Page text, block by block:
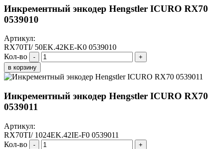
Инкрементный энкодер Hengstler ICURO RX70
0539010
Артикул:
RX70TI/ 50EK.42KE-K0 0539010
Кол-во
-
+
в корзину
Инкрементный энкодер Hengstler ICURO RX70
0539011
Артикул:
RX70TI/ 1024EK.42IE-F0 0539011
Кол-во
-
+